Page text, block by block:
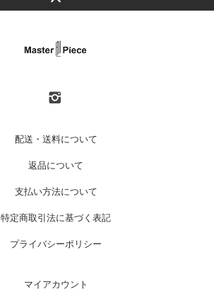
配送・送料について
返品について
支払い方法について
特定商取引法に基づく表記
プライバシーポリシー
マイアカウント